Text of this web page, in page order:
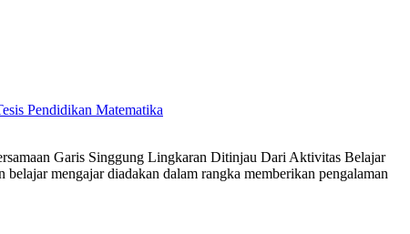
Pendidikan Matematika
Garis Singgung Lingkaran Ditinjau Dari Aktivitas Belajar
mengajar diadakan dalam rangka memberikan pengalaman